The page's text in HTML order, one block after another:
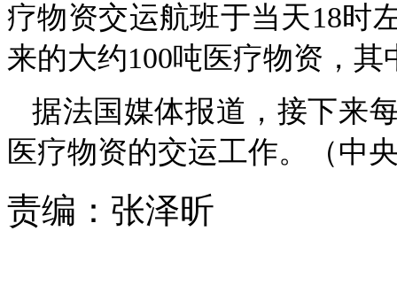
疗物资交运航班于当天18时
来的大约100吨医疗物资，
据法国媒体报道，接下来
医疗物资的交运工作。（中
责编： 张泽昕